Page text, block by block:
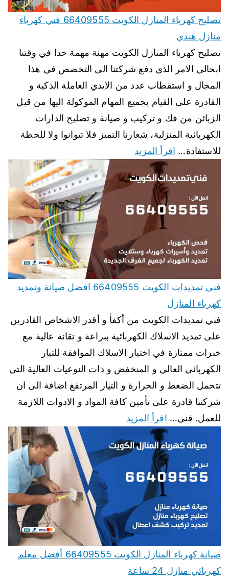
تصليح كهرباء المنازل الكويت 66409555 فني كهرباء
منازل هندي
تصليح كهرباء المنازل الكويت مهنة مهمة جدا في وقتنا
ابحالي الامر الذي دفع شركتنا الى التخصص في هذا
المجال و استقطاب عدد من الايدي العاملة الذكية و
القادرة على القيام بجميع المهام الموكولة اليها من قبل
الزبائن من فك و تركيب و صيانة و تصليح الدارات
الكهربائية المنزلية، شعارنا التميز فلا تتوانوا ولا للحظة
للاستفادة… اقرأ المزيد
فني تمديدات الكويت 66409555 افضل صيانة وتمديد
كهرباء المنازل
فني تمديدات الكويت من أكفأ و أقدر الاشخاص القادرين
على تمديد الاسلاك الكهربائية ببراعة و تقانة عالية مع
خبرات ممتازة في اختيار الاسلاك الموافقة للتيار
الكهربائي العالي و المنخفض و ذات النوعيات العالية التي
تتحمل الضغط و الحرارة و التيار المرتفغ اضافة الى ان
شركتنا قادرة على تأمين كافة المواد و الادوات اللازمة
للعمل. فني… اقرأ المزيد
صيانة كهرباء المنازل الكويت 66409555 أفضل معلم
كهربائي منازل 24 ساعة